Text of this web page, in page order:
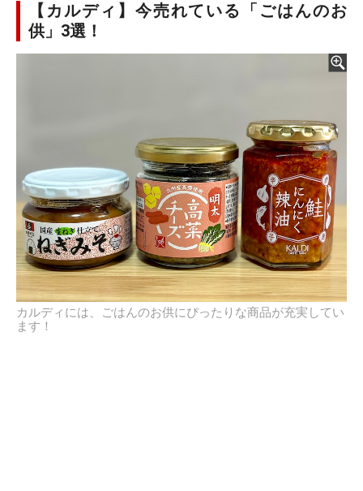
【カルディ】今売れている「ごはんのお
供」3選！
カルディには、ごはんのお供にぴったりな商品が充実してい
ます！